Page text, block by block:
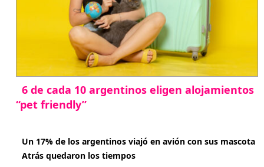
6 de cada 10 argentinos eligen alojamientos
“pet friendly”
Un 17% de los argentinos viajó en avión con sus mascota
Atrás quedaron los tiempos